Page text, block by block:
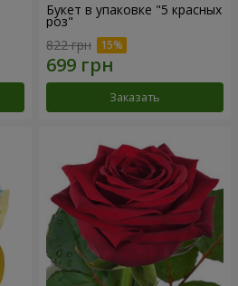
Букет в упаковке "5 красных
роз"
822 грн
Заказать